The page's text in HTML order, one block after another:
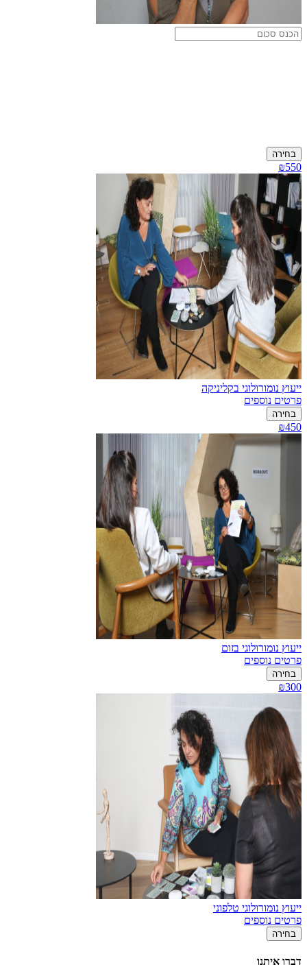
בחירה
₪550
ייעוץ נומורולוגי בקליניקה
פרטים נוספים
בחירה
₪450
ייעוץ נומורולוגי בזום
פרטים נוספים
בחירה
₪300
ייעוץ נומורולוגי טלפוני
פרטים נוספים
בחירה
דברו איתנו